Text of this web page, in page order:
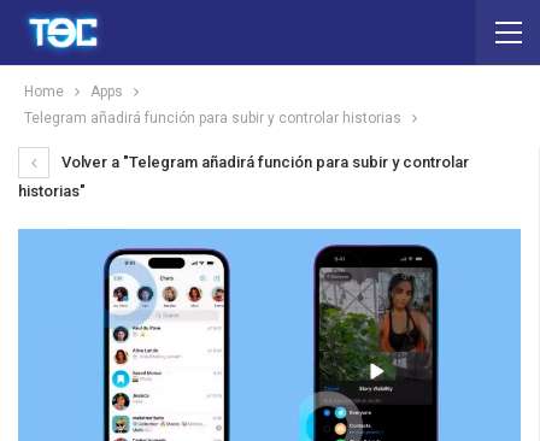
Home
Apps
Telegram añadirá función para subir y controlar historias
Volver a "Telegram añadirá función para subir y controlar
historias"